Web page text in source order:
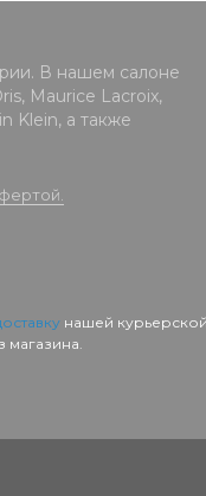
В нашем салоне
Maurice Lacroix,
Klein, а также
нашей
магазина.